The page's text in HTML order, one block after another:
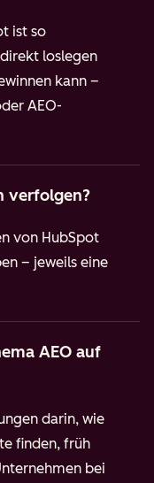
ist so
loslegen
kann –
AEO-
verfolgen?
von HubSpot
– jeweils eine
AEO auf
darin, wie
finden, früh
bei